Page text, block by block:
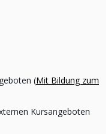
(Mit Bildung zum
Kursangeboten